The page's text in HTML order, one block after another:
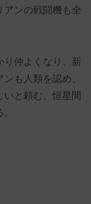
アンの戦闘機も全
り仲よくなり、新
も人類を認め、
と頼む。恒星間